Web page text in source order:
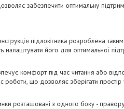
забезпечити оптимальну
підлокітника розроблена
його для оптимальної
комфорт під час читання або
роботи, що дозволяє зберігати
розташовані з одного боку -